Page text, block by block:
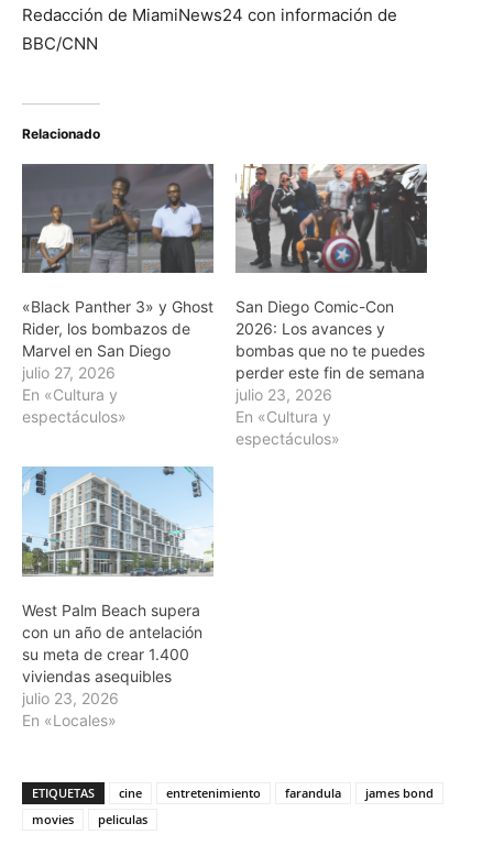
Redacción de MiamiNews24 con información de
BBC/CNN
Relacionado
«Black Panther 3» y Ghost
Rider, los bombazos de
Marvel en San Diego
julio 27, 2026
En «Cultura y
espectáculos»
San Diego Comic-Con
2026: Los avances y
bombas que no te puedes
perder este fin de semana
julio 23, 2026
En «Cultura y
espectáculos»
West Palm Beach supera
con un año de antelación
su meta de crear 1.400
viviendas asequibles
julio 23, 2026
En «Locales»
ETIQUETAS cine entretenimiento farandula
james bond
movies
peliculas